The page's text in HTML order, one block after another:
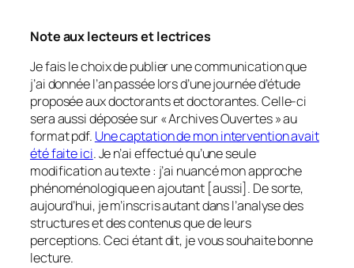
Note aux lecteurs et lectrices
Je fais le choix de publier une communication que
j’ai donnée l’an passée lors d’une journée d’étude
proposée aux doctorants et doctorantes. Celle-ci
sera aussi déposée sur « Archives Ouvertes » au
format pdf. Une captation de mon intervention avait
été faite ici. Je n’ai effectué qu’une seule
modification au texte : j’ai nuancé mon approche
phénoménologique en ajoutant [aussi]. De sorte,
aujourd’hui, je m’inscris autant dans l’analyse des
structures et des contenus que de leurs
perceptions. Ceci étant dit, je vous souhaite bonne
lecture.